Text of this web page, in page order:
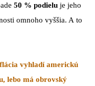
50 % podielu je jeho
omnoho vyššia. A to
vyhladí americkú
lebo má obrovský